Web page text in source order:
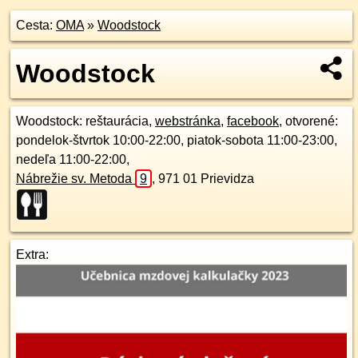
Cesta: OMA» Woodstock
Woodstock
Woodstock: reštaurácia, webstránka, facebook, otvorené:
pondelok-štvrtok 10:00-22:00, piatok-sobota 11:00-23:00,
nedeľa 11:00-22:00,
Nábrežie sv. Metoda
9 , 971 01 Prievidza
Extra: